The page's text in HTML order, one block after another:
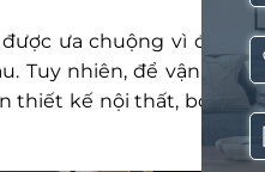
ưa chuộng vì đáp
Tuy nhiên, để vận hành
kế nội thất, bố trí